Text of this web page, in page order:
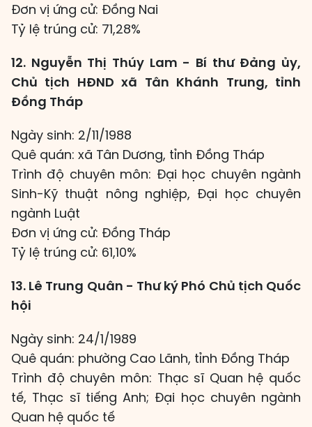
Đơn vị ứng cử: Đồng Nai
Tỷ lệ trúng cử: 71,28%
12. Nguyễn Thị Thúy Lam - Bí thư Đảng ủy,
Chủ tịch HĐND xã Tân Khánh Trung, tỉnh
Đồng Tháp
Ngày sinh: 2/11/1988
Quê quán: xã Tân Dương, tỉnh Đồng Tháp
Trình độ chuyên môn: Đại học chuyên ngành
Sinh-Kỹ thuật nông nghiệp, Đại học chuyên
ngành Luật
Đơn vị ứng cử: Đồng Tháp
Tỷ lệ trúng cử: 61,10%
13. Lê Trung Quân - Thư ký Phó Chủ tịch Quốc
hội
Ngày sinh: 24/1/1989
Quê quán: phường Cao Lãnh, tỉnh Đồng Tháp
Trình độ chuyên môn: Thạc sĩ Quan hệ quốc
tế, Thạc sĩ tiếng Anh; Đại học chuyên ngành
Quan hệ quốc tế